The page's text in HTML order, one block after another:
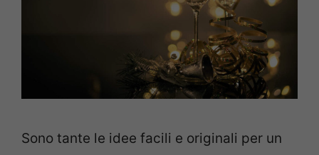
Sono tante le idee facili e originali per un